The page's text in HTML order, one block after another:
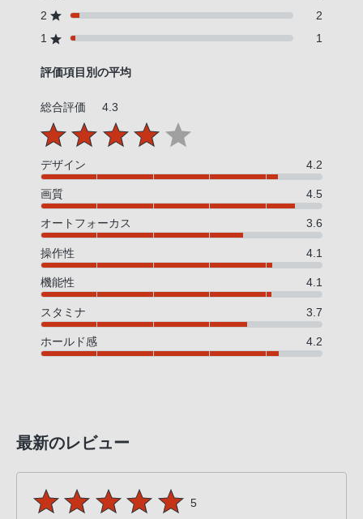
2
2
1
1
評価項目別の平均
総合評価 4.3
デザイン 4.2
画質 4.5
オートフォーカス 3.6
操作性 4.1
機能性 4.1
スタミナ 3.7
ホールド感 4.2
最新のレビュー
5